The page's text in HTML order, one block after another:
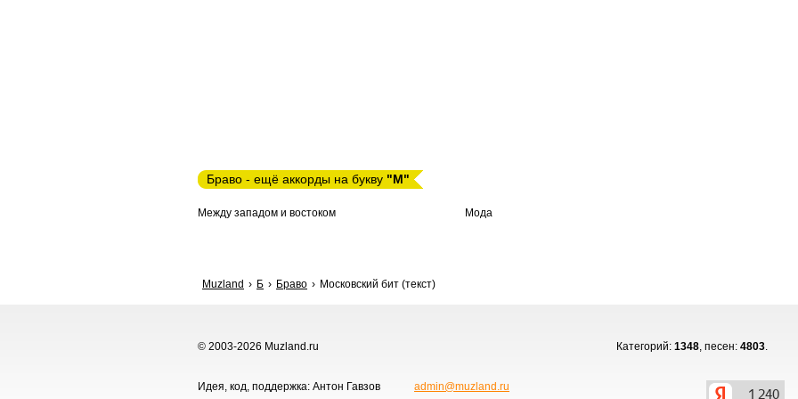
Браво - ещё аккорды на букву "М"
Между западом и востоком Мода
Muzland Б Браво Московский бит (текст)
© 2003-2026 Muzland.ru Категорий: 1348, песен: 4803.
Идея, код, поддержка: Антон Гавзов admin@muzland.ru